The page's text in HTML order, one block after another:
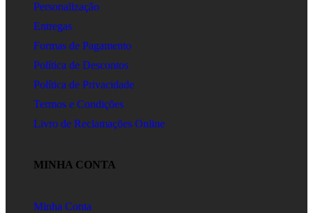
Personalização
Entregas
Formas de Pagamento
Política de Descontos
Política de Privacidade
Termos e Condições
Livro de Reclamações Online
MINHA CONTA
Minha Conta